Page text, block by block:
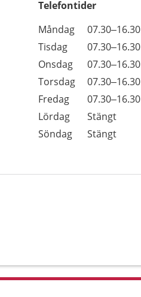
Telefontider
Dag
Öppettider
Kommentarer
Måndag
07.30–16.30
Tisdag
07.30–16.30
Onsdag
07.30–16.30
Torsdag
07.30–16.30
Fredag
07.30–16.30
Lördag
Stängt
Söndag
Stängt